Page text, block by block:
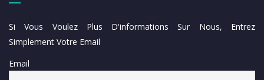
Si Vous Voulez Plus D'informations Sur Nous, Entrez
Simplement Votre Email
Email